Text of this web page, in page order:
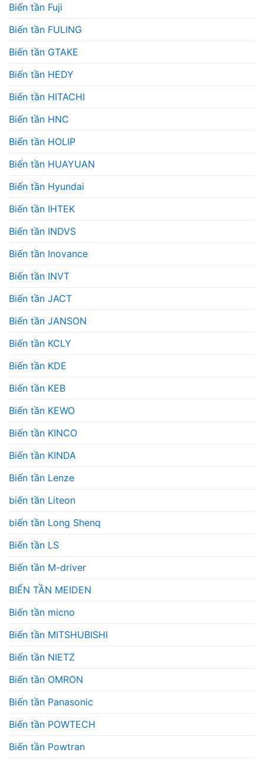
Biến tần Fuji
Biến tần FULING
Biến tần GTAKE
Biến tần HEDY
Biến tần HITACHI
Biến tần HNC
Biến tần HOLIP
Biến tần HUAYUAN
Biến tần Hyundai
Biến tần IHTEK
Biến tần INDVS
Biến tần Inovance
Biến tần INVT
Biến tần JACT
Biến tần JANSON
Biến tần KCLY
Biến tần KDE
Biến tần KEB
Biến tần KEWO
Biến tần KINCO
Biến tần KINDA
Biến tần Lenze
biến tần Liteon
biến tần Long Shenq
Biến tần LS
Biến tần M-driver
BIẾN TẦN MEIDEN
Biến tần micno
Biến tần MITSHUBISHI
Biến tần NIETZ
Biến tần OMRON
Biến tần Panasonic
Biến tần POWTECH
Biến tần Powtran